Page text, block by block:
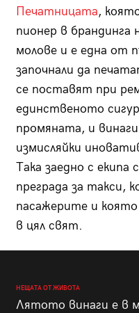
Печатницата,
пионер в брандинга
молове и е една от
започнали да
се поставят при
единственото
промяната, и
измисляйки
Така заедно с екипа
преграда за такси,
пасажерите и
в цял свят.
НЕЩАТА ОТ ЖИВОТА
Лятото винаги е в